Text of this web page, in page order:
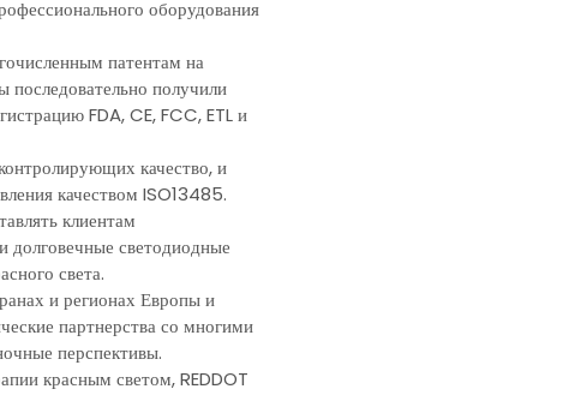
оборудования
патентам на
получили
FDA, CE, FCC, ETL и
качество, и
качеством ISO13485.
клиентам
долговечные светодиодные
света.
и регионах Европы и
партнерства со многими
перспективы.
красным светом, REDDOT